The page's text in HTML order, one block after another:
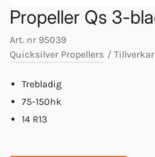
Propeller Qs 3-
Art. nr 95039
Quicksilver Propellers /
Trebladig
75-150hk
14 R13